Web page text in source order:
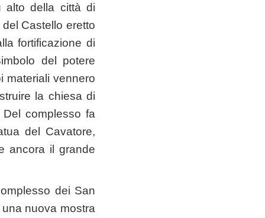
della città di
Castello eretto
fortificazione di
del potere
materiali vennero
la chiesa di
complesso fa
del Cavatore,
ancora il grande
dei San
nuova mostra